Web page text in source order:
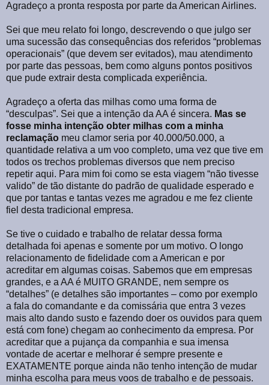
Agradeço a pronta resposta por parte da American Airlines.
Sei que meu relato foi longo, descrevendo o que julgo ser
uma sucessão das consequências dos referidos “problemas
operacionais” (que devem ser evitados), mau atendimento
por parte das pessoas, bem como alguns pontos positivos
que pude extrair desta complicada experiência.
Agradeço a oferta das milhas como uma forma de
“desculpas”. Sei que a intenção da AA é sincera. Mas se
fosse minha intenção obter milhas com a minha
reclamação meu clamor seria por 40.000/50.000, a
quantidade relativa a um voo completo, uma vez que tive em
todos os trechos problemas diversos que nem preciso
repetir aqui. Para mim foi como se esta viagem “não tivesse
valido” de tão distante do padrão de qualidade esperado e
que por tantas e tantas vezes me agradou e me fez cliente
fiel desta tradicional empresa.
Se tive o cuidado e trabalho de relatar dessa forma
detalhada foi apenas e somente por um motivo. O longo
relacionamento de fidelidade com a American e por
acreditar em algumas coisas. Sabemos que em empresas
grandes, e a AA é MUITO GRANDE, nem sempre os
“detalhes” (e detalhes são importantes – como por exemplo
a fala do comandante e da comissária que entra 3 vezes
mais alto dando susto e fazendo doer os ouvidos para quem
está com fone) chegam ao conhecimento da empresa. Por
acreditar que a pujança da companhia e sua imensa
vontade de acertar e melhorar é sempre presente e
EXATAMENTE porque ainda não tenho intenção de mudar
minha escolha para meus voos de trabalho e de pessoais.